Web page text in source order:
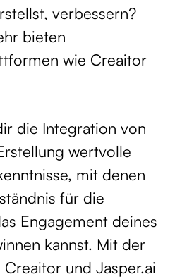
verbessern?
bieten
wie Creaitor
die Integration von
wertvolle
mit denen
für die
Engagement deines
kannst. Mit der
und Jasper.ai